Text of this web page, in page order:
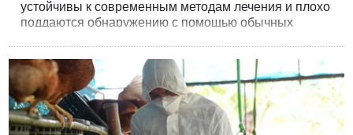
устойчивы к современным методам лечения и плохо
поддаются обнаружению с помощью обычных
заболеваемости и смертности от малярии.